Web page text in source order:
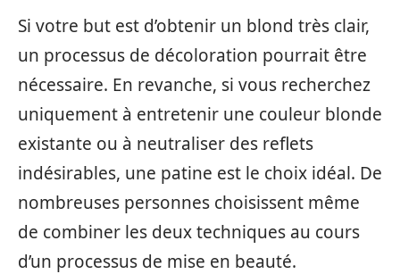
Si votre but est d’obtenir un blond très clair,
un processus de décoloration pourrait être
nécessaire. En revanche, si vous recherchez
uniquement à entretenir une couleur blonde
existante ou à neutraliser des reflets
indésirables, une patine est le choix idéal. De
nombreuses personnes choisissent même
de combiner les deux techniques au cours
d’un processus de mise en beauté.